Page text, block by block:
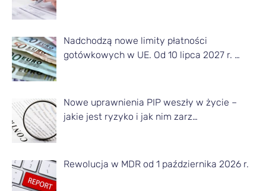
Nadchodzą nowe limity płatności
gotówkowych w UE. Od 10 lipca 2027 r. …
Nowe uprawnienia PIP weszły w życie –
jakie jest ryzyko i jak nim zarz…
Rewolucja w MDR od 1 października 2026 r.
n
g
o
i
e
i
ą